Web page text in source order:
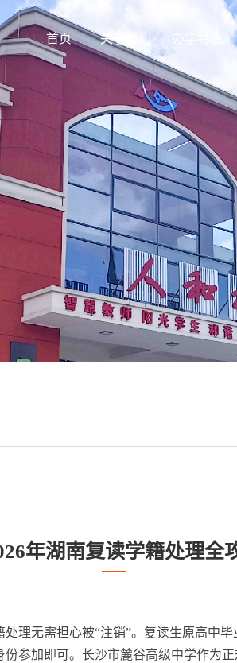
首页 关于我们 办学特色
年湖南复读学籍处理全
理无需担心被“注销”。复读生原高中
参加即可。长沙市麓谷高级中学作为